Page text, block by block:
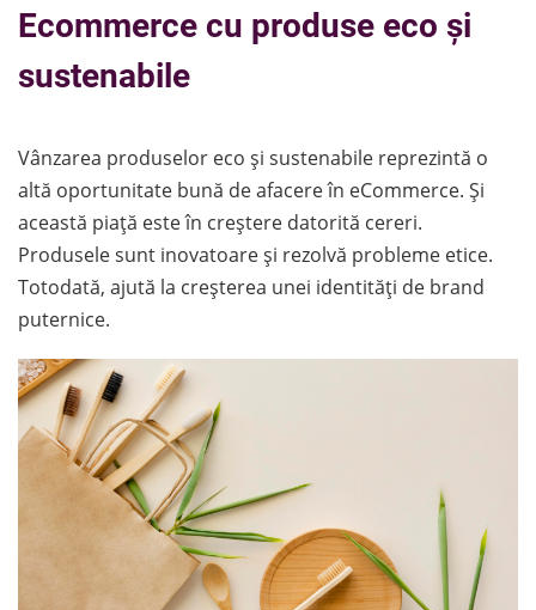
Ecommerce cu produse eco și
sustenabile
Vânzarea produselor eco și sustenabile reprezintă o
altă oportunitate bună de afacere în eCommerce. Și
această piață este în creștere datorită cereri.
Produsele sunt inovatoare și rezolvă probleme etice.
Totodată, ajută la creșterea unei identități de brand
puternice.